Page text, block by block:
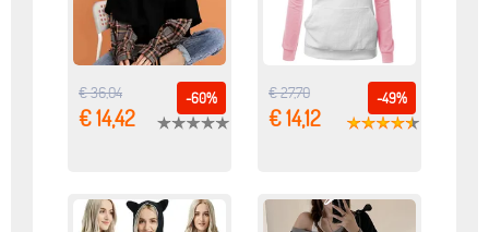
-60%
€ 36,04
€ 14,42
-49%
€ 27,70
€ 14,12